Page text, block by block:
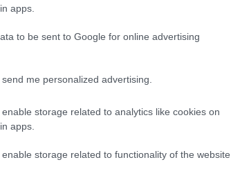
apps.
to be sent to Google for online advertising
me personalized advertising.
storage related to analytics like cookies on
apps.
storage related to functionality of the website